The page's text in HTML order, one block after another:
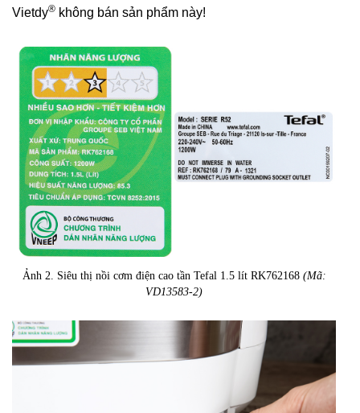
Vietdy® không bán sản phẩm này!
Ảnh 2. Siêu thị nồi cơm điện cao tần Tefal 1.5 lít RK762168 (Mã:
VD13583-2)